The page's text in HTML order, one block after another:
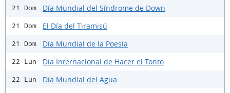
21 Dom Día Mundial del Síndrome de Down
21 Dom El Día del Tiramisú
21 Dom Día Mundial de la Poesía
22 Lun Día Internacional de Hacer el Tonto
22 Lun Día Mundial del Agua